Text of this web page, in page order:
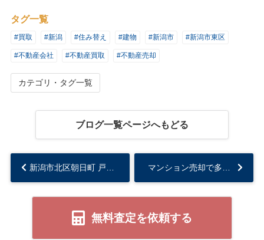
タグ一覧
#買取 #新潟 #住み替え #建物 #新潟市 #新潟市東区
#不動産会社 #不動産買取 #不動産売却
カテゴリ・タグ一覧
ブログ一覧ページへもどる
無料査定を依頼する